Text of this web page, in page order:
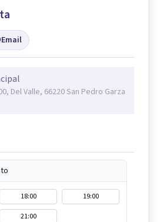
Email
Del Valle, 66220 San Pedro Garza
18:00
19:00
21:00